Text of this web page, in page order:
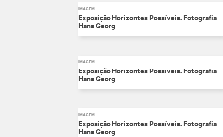
IMAGEM
Exposição Horizontes Possíveis. Fotografia
Hans Georg
IMAGEM
Exposição Horizontes Possíveis. Fotografia
Hans Georg
IMAGEM
Exposição Horizontes Possíveis. Fotografia
Hans Georg